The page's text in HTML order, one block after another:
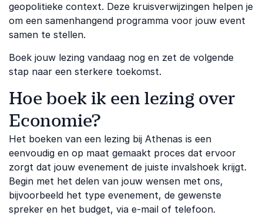
geopolitieke context. Deze kruisverwijzingen helpen je
om een samenhangend programma voor jouw event
samen te stellen.
Boek jouw lezing vandaag nog en zet de volgende
stap naar een sterkere toekomst.
Hoe boek ik een lezing over
Economie?
Het boeken van een lezing bij Athenas is een
eenvoudig en op maat gemaakt proces dat ervoor
zorgt dat jouw evenement de juiste invalshoek krijgt.
Begin met het delen van jouw wensen met ons,
bijvoorbeeld het type evenement, de gewenste
spreker en het budget, via e-mail of telefoon.